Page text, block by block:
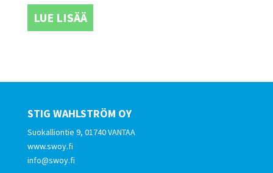
LUE LISÄÄ
STIG WAHLSTRÖM OY
Suokalliontie 9, 01740 VANTAA
www.swoy.fi
info@swoy.fi